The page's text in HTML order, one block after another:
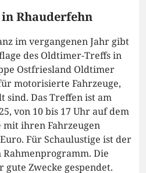
Rhauderfehn
im vergangenen Jahr gibt
des Oldtimer-Treffs in
Ostfriesland Oldtimer
motorisierte Fahrzeuge,
sind. Das Treffen ist am
von 10 bis 17 Uhr auf dem
ihren Fahrzeugen
Für Schaulustige ist der
Die
Zwecke gespendet.